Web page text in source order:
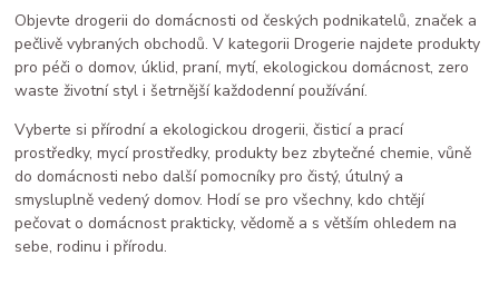
Objevte drogerii do domácnosti od českých podnikatelů, značek a
pečlivě vybraných obchodů. V kategorii Drogerie najdete produkty
pro péči o domov, úklid, praní, mytí, ekologickou domácnost, zero
waste životní styl i šetrnější každodenní používání.
Vyberte si přírodní a ekologickou drogerii, čisticí a prací
prostředky, mycí prostředky, produkty bez zbytečné chemie, vůně
do domácnosti nebo další pomocníky pro čistý, útulný a
smysluplně vedený domov. Hodí se pro všechny, kdo chtějí
pečovat o domácnost prakticky, vědomě a s větším ohledem na
sebe, rodinu i přírodu.